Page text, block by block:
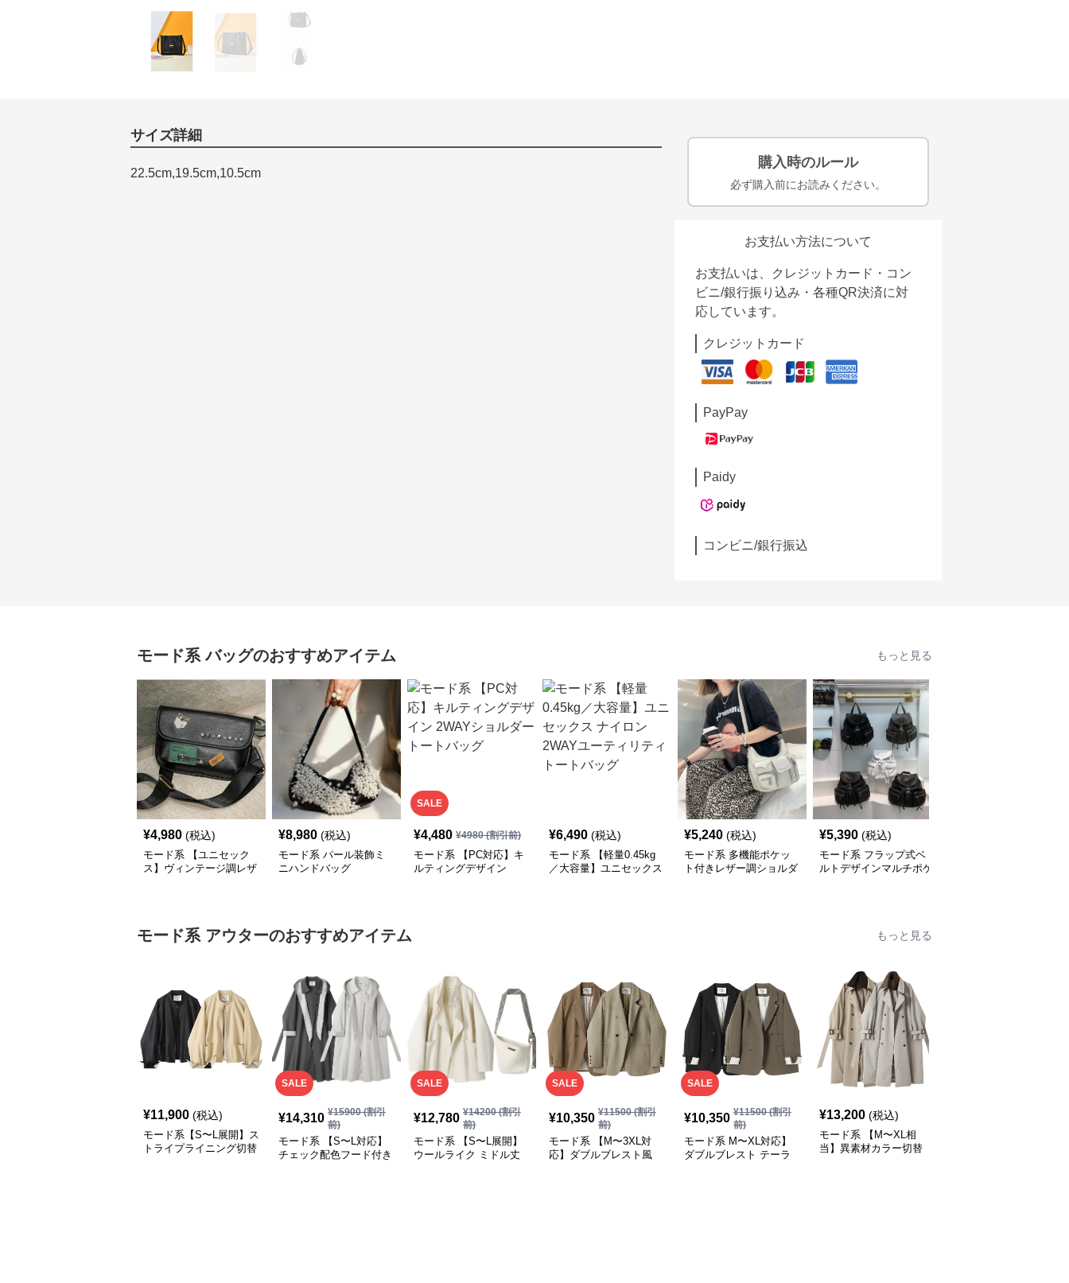
サイズ詳細
22.5cm,19.5cm,10.5cm
購入時のルール
必ず購入前にお読みください。
お支払い方法について
お支払いは、クレジットカード・コン
ビニ/銀行振り込み・各種QR決済に対
応しています。
クレジットカード
PayPay
Paidy
コンビニ/銀行振込
モード系 バッグのおすすめアイテム もっと見る
¥4,980 (税込)
モード系 【ユニセック
ス】ヴィンテージ調レザ
¥8,980 (税込)
モード系 パール装飾ミ
ニハンドバッグ
SALE
¥4,480 ¥4980(割引前)
モード系 【PC対応】キ
ルティングデザイン
¥6,490 (税込)
モード系 【軽量0.45kg
／大容量】ユニセックス
¥5,240 (税込)
モード系 多機能ポケッ
ト付きレザー調ショルダ
¥5,390 (税込)
モード系 フラップ式ベ
ルトデザインマルチポケ
モード系 アウターのおすすめアイテム もっと見る
¥11,900 (税込)
モード系【S〜L展開】ス
トライプライニング切替
SALE
¥14,310 ¥15900(割引
前)
モード系 【S〜L対応】
チェック配色フード付き
SALE
¥12,780 ¥14200(割引
前)
モード系 【S〜L展開】
ウールライク ミドル丈
SALE
¥10,350 ¥11500(割引
前)
モード系 【M〜3XL対
応】ダブルブレスト風
SALE
¥10,350 ¥11500(割引
前)
モード系 M〜XL対応】
ダブルブレスト テーラ
¥13,200 (税込)
モード系 【M〜XL相
当】異素材カラー切替